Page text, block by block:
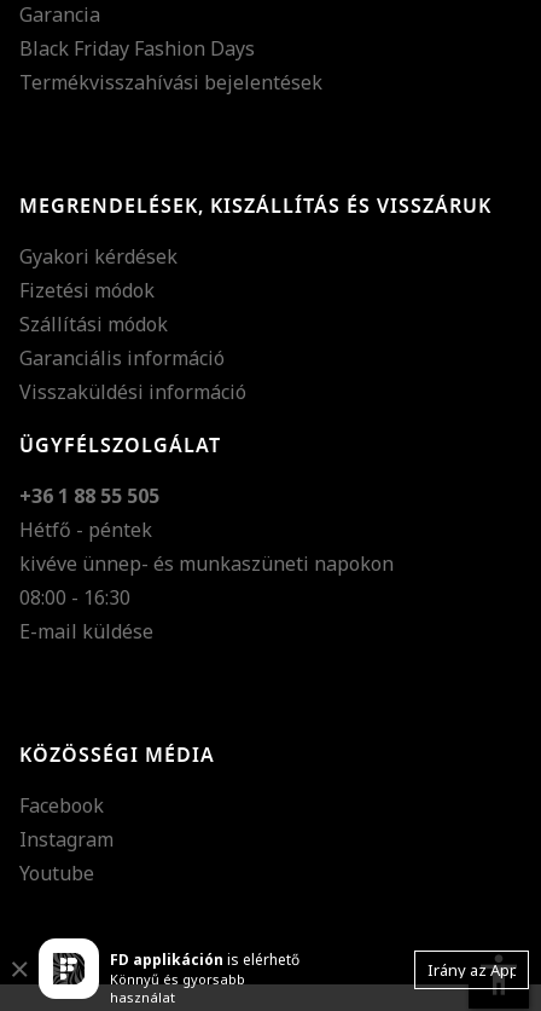
Garancia
Black Friday Fashion Days
Termékvisszahívási bejelentések
MEGRENDELÉSEK, KISZÁLLÍTÁS ÉS VISSZÁRUK
Gyakori kérdések
Fizetési módok
Szállítási módok
Garanciális információ
Visszaküldési információ
ÜGYFÉLSZOLGÁLAT
+36 1 88 55 505
Hétfő - péntek
kivéve ünnep- és munkaszüneti napokon
08:00 - 16:30
E-mail küldése
KÖZÖSSÉGI MÉDIA
Facebook
Instagram
Youtube
FD applikáción is elérhető
Könnyű és gyorsabb
használat
Irány az App
Close accessibility
Nagy kurzor